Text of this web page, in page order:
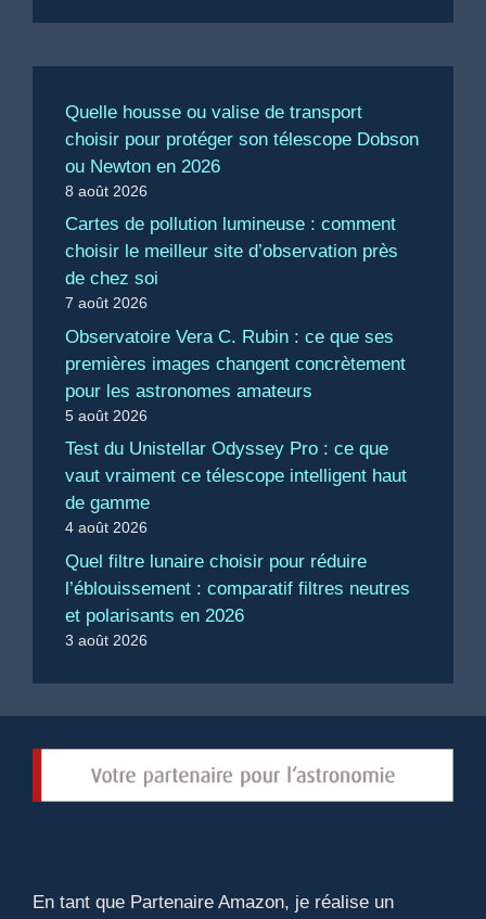
Quelle housse ou valise de transport
choisir pour protéger son télescope Dobson
ou Newton en 2026
8 août 2026
Cartes de pollution lumineuse : comment
choisir le meilleur site d’observation près
de chez soi
7 août 2026
Observatoire Vera C. Rubin : ce que ses
premières images changent concrètement
pour les astronomes amateurs
5 août 2026
Test du Unistellar Odyssey Pro : ce que
vaut vraiment ce télescope intelligent haut
de gamme
4 août 2026
Quel filtre lunaire choisir pour réduire
l’éblouissement : comparatif filtres neutres
et polarisants en 2026
3 août 2026
En tant que Partenaire Amazon, je réalise un